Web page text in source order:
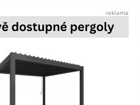
reklama